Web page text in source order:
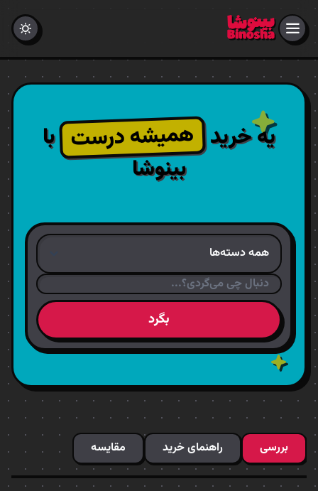
یه خرید همیشه درست با
بینوشا
بگرد
بررسی راهنمای خرید مقایسه